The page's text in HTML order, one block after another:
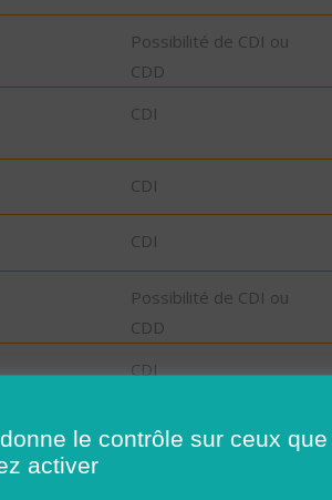
Possibilité de CDI ou
CDD
CDI
CDI
CDI
Possibilité de CDI ou
CDD
CDI
CDD
le contrôle sur ceux
activer